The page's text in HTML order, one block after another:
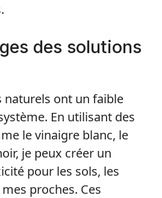
des solutions
naturels ont un faible
En utilisant des
le vinaigre blanc, le
je peux créer un
pour les sols, les
proches. Ces